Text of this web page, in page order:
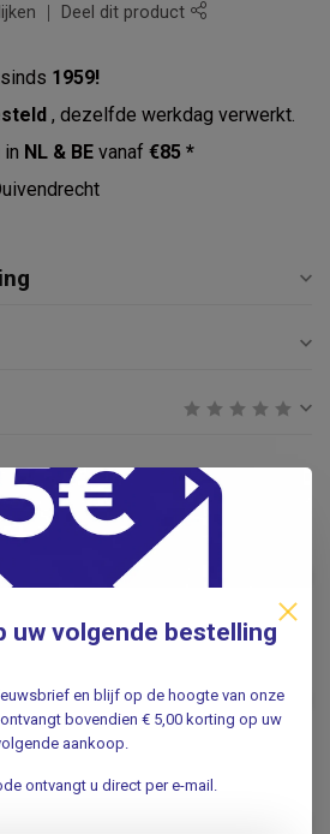
Deel dit product
1959!
, dezelfde werkdag verwerkt.
NL & BE vanaf €85 *
- Lemon Tip -
tips -
€11,95
€19,50
voor
uw volgende bestelling
en blijf op de hoogte van onze
bovendien € 5,00 korting op uw
aankoop.
ontvangt u direct per e-mail.